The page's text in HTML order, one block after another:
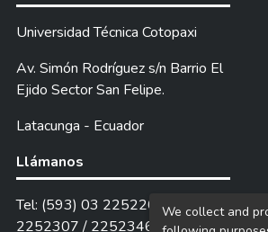
Universidad Técnica Cotopaxi
Av. Simón Rodríguez s/n Barrio El
Ejido Sector San Felipe.
Latacunga - Ecuador
Llámanos
Tel: (593) 03 2252205 /
2252307 / 2252346.
We collect and